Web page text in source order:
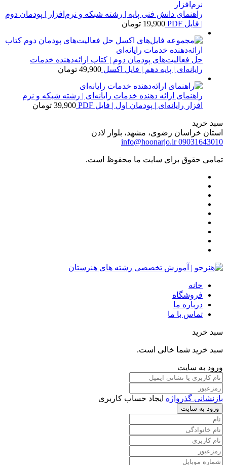
راهنمای دانش فنی پایه | رشته شبکه و نرم‌افزار | پودمان دوم
| فایل PDF
19,900 تومان
حل فعالیت‌های پودمان دوم | کتاب ارائه‌دهنده خدمات
رایانه‌ای | پایه دهم | فایل اکسل 49,900 تومان
راهنمای ارائه دهنده خدمات رایانه‌ای | رشته شبکه و نرم
افزار رایانه‌ای | پودمان اول | فایل PDF
39,900 تومان
سبد خرید
استان خراسان رضوی، مشهد، بلوار لادن
09031643010
info@hoonarjo.ir
تمامی حقوق برای سایت ما محفوظ است.
خانه
فروشگاه
درباره ما
تماس با ما
سبد خرید
سبد خرید شما خالی است.
ورود به سایت
بازنشانی گذرواژه ایجاد حساب کاربری
ورود به سایت